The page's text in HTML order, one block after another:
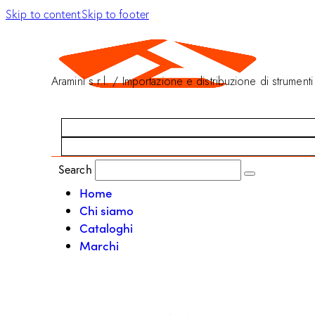
Skip to contentSkip to footer
Aramini s.r.l. / Importazione e distribuzione di strumenti
Search
Home
Chi siamo
Cataloghi
Marchi